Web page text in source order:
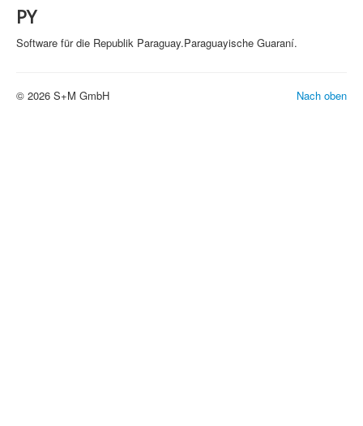
PY
Software für die Republik Paraguay.Paraguayische Guaraní.
Nach oben
© 2026 S+M GmbH